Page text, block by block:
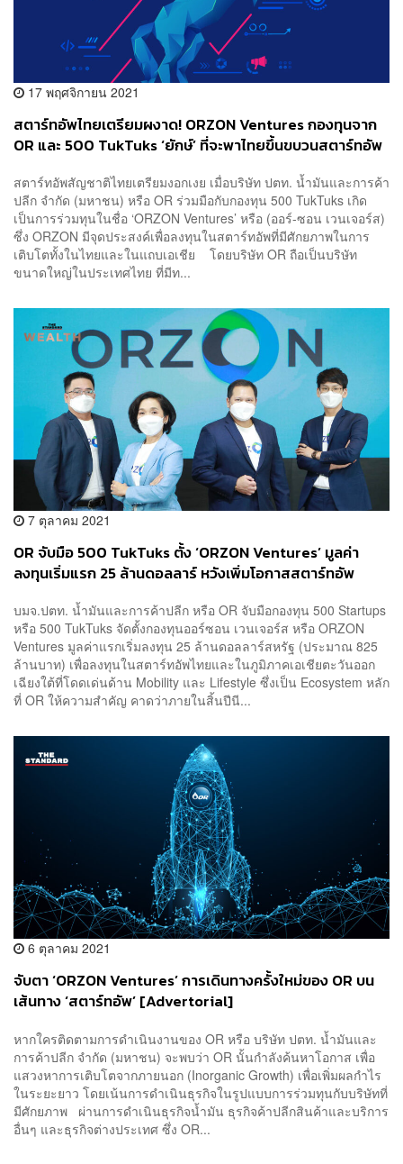
17 พฤศจิกายน 2021
สตาร์ทอัพไทยเตรียมผงาด! ORZON Ventures กองทุนจาก
OR และ 500 TukTuks ‘ยักษ์’ ที่จะพาไทยขึ้นขบวนสตาร์ทอัพ
สตาร์ทอัพสัญชาติไทยเตรียมงอกเงย เมื่อบริษัท ปตท. น้ำมันและการค้า
ปลีก จำกัด (มหาชน) หรือ OR ร่วมมือกับกองทุน 500 TukTuks เกิด
เป็นการร่วมทุนในชื่อ ‘ORZON Ventures’ หรือ (ออร์-ซอน เวนเจอร์ส)
ซึ่ง ORZON มีจุดประสงค์เพื่อลงทุนในสตาร์ทอัพที่มีศักยภาพในการ
เติบโตทั้งในไทยและในแถบเอเชีย โดยบริษัท OR ถือเป็นบริษัท
ขนาดใหญ่ในประเทศไทย ที่มีท...
7 ตุลาคม 2021
OR จับมือ 500 TukTuks ตั้ง ‘ORZON Ventures’ มูลค่า
ลงทุนเริ่มแรก 25 ล้านดอลลาร์ หวังเพิ่มโอกาสสตาร์ทอัพ
บมจ.ปตท. น้ำมันและการค้าปลีก หรือ OR จับมือกองทุน 500 Startups
หรือ 500 TukTuks จัดตั้งกองทุนออร์ซอน เวนเจอร์ส หรือ ORZON
Ventures มูลค่าแรกเริ่มลงทุน 25 ล้านดอลลาร์สหรัฐ (ประมาณ 825
ล้านบาท) เพื่อลงทุนในสตาร์ทอัพไทยและในภูมิภาคเอเชียตะวันออก
เฉียงใต้ที่โดดเด่นด้าน Mobility และ Lifestyle ซึ่งเป็น Ecosystem หลัก
ที่ OR ให้ความสำคัญ คาดว่าภายในสิ้นปีนี...
6 ตุลาคม 2021
จับตา ‘ORZON Ventures’ การเดินทางครั้งใหม่ของ OR บน
เส้นทาง ‘สตาร์ทอัพ’ [Advertorial]
หากใครติดตามการดำเนินงานของ OR หรือ บริษัท ปตท. น้ำมันและ
การค้าปลีก จำกัด (มหาชน) จะพบว่า OR นั้นกำลังค้นหาโอกาส เพื่อ
แสวงหาการเติบโตจากภายนอก (Inorganic Growth) เพื่อเพิ่มผลกำไร
ในระยะยาว โดยเน้นการดำเนินธุรกิจในรูปแบบการร่วมทุนกับบริษัทที่
มีศักยภาพ ผ่านการดำเนินธุรกิจน้ำมัน ธุรกิจค้าปลีกสินค้าและบริการ
อื่นๆ และธุรกิจต่างประเทศ ซึ่ง OR...